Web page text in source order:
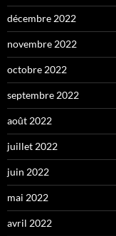
décembre 2022
novembre 2022
octobre 2022
septembre 2022
août 2022
juillet 2022
juin 2022
mai 2022
avril 2022